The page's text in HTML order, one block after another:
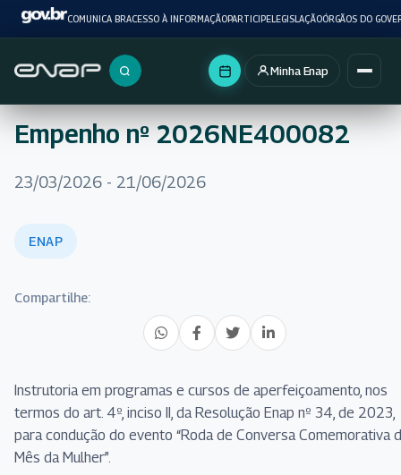
COMUNICA BRACESSO À INFORMAÇÃOPARTICIPELEGISLAÇÃOÓRGÃOS DO
Buscar no portal
Minha Enap
Empenho nº 2026NE400082
23/03/2026 - 21/06/2026
ENAP
Compartilhe:
Instrutoria em programas e cursos de aperfeiçoamento, nos
termos do art. 4º, inciso II, da Resolução Enap nº 34, de 2023,
para condução do evento “Roda de Conversa Comemorativa
Mês da Mulher”.